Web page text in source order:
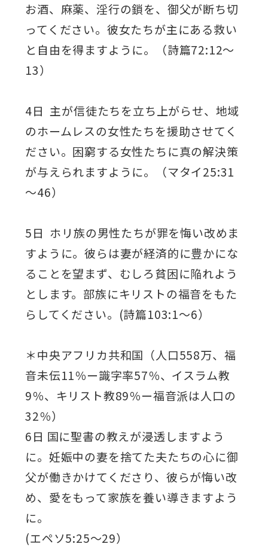
お酒、麻薬、淫行の鎖を、御父が断ち切
ってください。彼女たちが主にある救い
と自由を得ますように。（詩篇72:12～
13）
4日 主が信徒たちを立ち上がらせ、地域
のホームレスの女性たちを援助させてく
ださい。困窮する女性たちに真の解決策
が与えられますように。（マタイ25:31
～46）
5日 ホリ族の男性たちが罪を悔い改めま
すように。彼らは妻が経済的に豊かにな
ることを望まず、むしろ貧困に陥れよう
とします。部族にキリストの福音をもた
らしてください。(詩篇103:1～6）
＊中央アフリカ共和国（人口558万、福
音未伝11％ー識字率57％、イスラム教
9％、キリスト教89％ー福音派は人口の
32％）
6日 国に聖書の教えが浸透しますよう
に。妊娠中の妻を捨てた夫たちの心に御
父が働きかけてくださり、彼らが悔い改
め、愛をもって家族を養い導きますよう
に。
(エペソ5:25～29）